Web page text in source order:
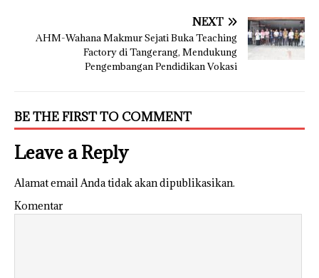
NEXT
AHM-Wahana Makmur Sejati Buka Teaching
Factory di Tangerang, Mendukung
Pengembangan Pendidikan Vokasi
BE THE FIRST TO COMMENT
Leave a Reply
Alamat email Anda tidak akan dipublikasikan.
Komentar